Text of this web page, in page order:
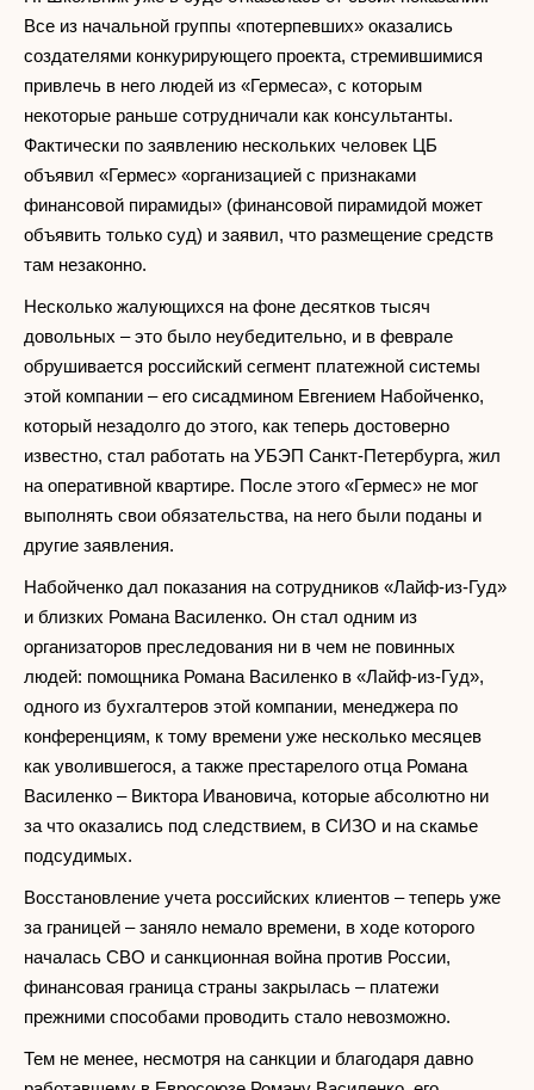
Все из начальной группы «потерпевших» оказались
создателями конкурирующего проекта, стремившимися
привлечь в него людей из «Гермеса», с которым
некоторые раньше сотрудничали как консультанты.
Фактически по заявлению нескольких человек ЦБ
объявил «Гермес» «организацией с признаками
финансовой пирамиды» (финансовой пирамидой может
объявить только суд) и заявил, что размещение средств
там незаконно.
Несколько жалующихся на фоне десятков тысяч
довольных – это было неубедительно, и в феврале
обрушивается российский сегмент платежной системы
этой компании – его сисадмином Евгением Набойченко,
который незадолго до этого, как теперь достоверно
известно, стал работать на УБЭП Санкт-Петербурга, жил
на оперативной квартире. После этого «Гермес» не мог
выполнять свои обязательства, на него были поданы и
другие заявления.
Набойченко дал показания на сотрудников «Лайф-из-Гуд»
и близких Романа Василенко. Он стал одним из
организаторов преследования ни в чем не повинных
людей: помощника Романа Василенко в «Лайф-из-Гуд»,
одного из бухгалтеров этой компании, менеджера по
конференциям, к тому времени уже несколько месяцев
как уволившегося, а также престарелого отца Романа
Василенко – Виктора Ивановича, которые абсолютно ни
за что оказались под следствием, в СИЗО и на скамье
подсудимых.
Восстановление учета российских клиентов – теперь уже
за границей – заняло немало времени, в ходе которого
началась СВО и санкционная война против России,
финансовая граница страны закрылась – платежи
прежними способами проводить стало невозможно.
Тем не менее, несмотря на санкции и благодаря давно